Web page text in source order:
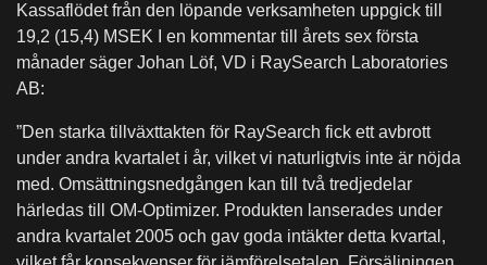
Kassaflödet från den löpande verksamheten uppgick till
19,2 (15,4) MSEK I en kommentar till årets sex första
månader säger Johan Löf, VD i RaySearch Laboratories
AB:
”Den starka tillväxttakten för RaySearch fick ett avbrott
under andra kvartalet i år, vilket vi naturligtvis inte är nöjda
med. Omsättningsnedgången kan till två tredjedelar
härledas till OM-Optimizer. Produkten lanserades under
andra kvartalet 2005 och gav goda intäkter detta kvartal,